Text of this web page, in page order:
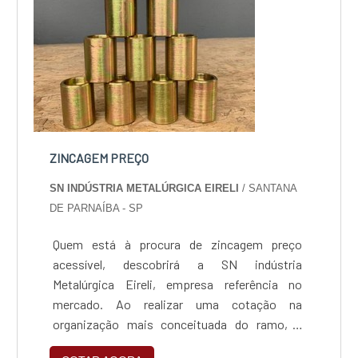
ZINCAGEM PREÇO
SN INDÚSTRIA METALÚRGICA EIRELI/ SANTANA
DE PARNAÍBA - SP
Quem está à procura de zincagem preço
acessível, descobrirá a SN indústria
Metalúrgica Eireli, empresa referência no
mercado. Ao realizar uma cotação na
organização mais conceituada do ramo, o
cliente contará com serviços de excelência e o